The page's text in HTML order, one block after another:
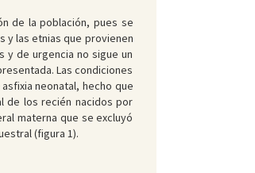
de la población, pues se
y las etnias que provienen
y de urgencia no sigue un
Las condiciones
neonatal, hecho que
de los recién nacidos por
materna que se excluyó
(figura 1).